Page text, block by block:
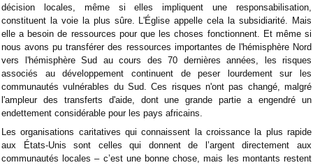
décision locales, même si elles impliquent une responsabilisation,
constituent la voie la plus sûre. L'Église appelle cela la subsidiarité. Mais
elle a besoin de ressources pour que les choses fonctionnent. Et même si
nous avons pu transférer des ressources importantes de l'hémisphère Nord
vers l'hémisphère Sud au cours des 70 dernières années, les risques
associés au développement continuent de peser lourdement sur les
communautés vulnérables du Sud. Ces risques n'ont pas changé, malgré
l'ampleur des transferts d'aide, dont une grande partie a engendré un
endettement considérable pour les pays africains.
Les organisations caritatives qui connaissent la croissance la plus rapide
aux États-Unis sont celles qui donnent de l’argent directement aux
communautés locales – c’est une bonne chose, mais les montants restent